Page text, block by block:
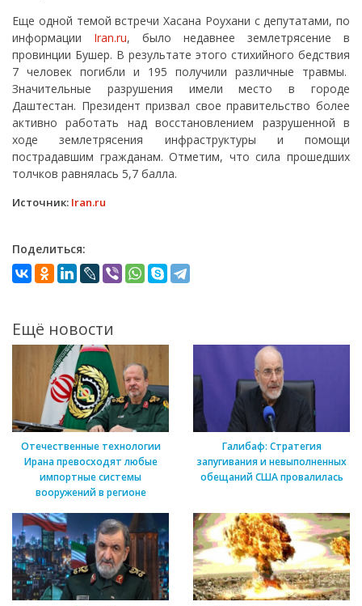
Еще одной темой встречи Хасана Роухани с депутатами, по
информации Iran.ru, было недавнее землетрясение в
провинции Бушер. В результате этого стихийного бедствия
7 человек погибли и 195 получили различные травмы.
Значительные разрушения имели место в городе
Даштестан. Президент призвал свое правительство более
активно работать над восстановлением разрушенной в
ходе землетрясения инфраструктуры и помощи
пострадавшим гражданам. Отметим, что сила прошедших
толчков равнялась 5,7 балла.
Источник: Iran.ru
Поделиться:
Ещё новости
Отечественные технологии
Ирана превосходят любые
импортные системы
вооружений в регионе
Галибаф: Стратегия
запугивания и невыполненных
обещаний США провалилась